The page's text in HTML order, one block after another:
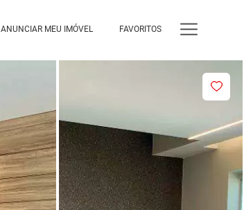
ANUNCIAR MEU IMÓVEL FAVORITOS